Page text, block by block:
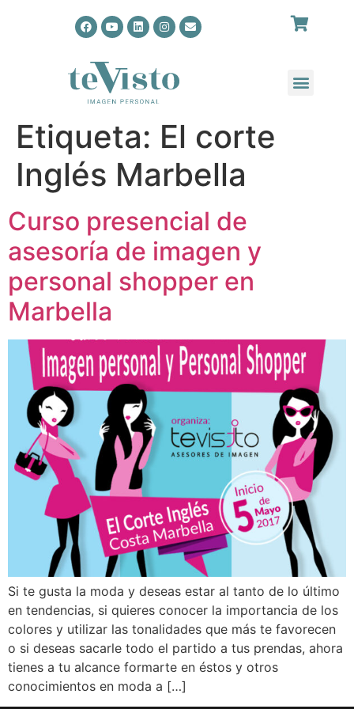
Etiqueta: El corte
Inglés Marbella
Curso presencial de
asesoría de imagen y
personal shopper en
Marbella
Si te gusta la moda y deseas estar al tanto de lo último
en tendencias, si quieres conocer la importancia de los
colores y utilizar las tonalidades que más te favorecen
o si deseas sacarle todo el partido a tus prendas, ahora
tienes a tu alcance formarte en éstos y otros
conocimientos en moda a […]